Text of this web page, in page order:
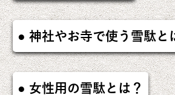
神社やお寺で使う雪駄と
女性用の雪駄とは？